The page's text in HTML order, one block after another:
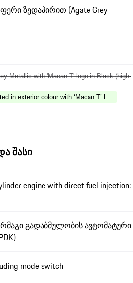
ზედაპირით (Agate Grey
Metallic with 'Macan T' logo in Black (high-
in exterior colour with ‘Macan T’ logo in
შასი
engine with direct fuel injection:
გადაბმულობის ავტომატური
mode switch